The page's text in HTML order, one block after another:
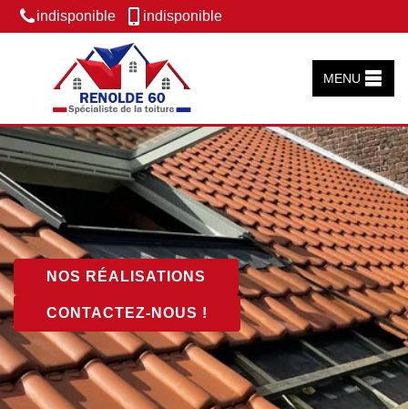
indisponible indisponible
MENU
NOS RÉALISATIONS
CONTACTEZ-NOUS !